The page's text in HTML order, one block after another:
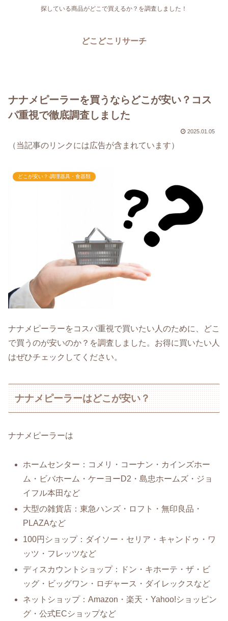
探している商品がどこで買えるか？を調査しました！
どこどこリサーチ
ナナメピーラーを買うならどこが安い？コス
パ重視で徹底調査しました
2025.01.05
（当記事のリンクには広告が含まれています）
どこが安い？-調理器具・食器類
ナナメピーラーをコスパ重視で買いたい人のために、どこ
で買うのが安いのか？を調査しました。お得に買いたい人
はぜひチェックしてください。
ナナメピーラーはどこが安い？
ナナメピーラーは
ホームセンター：コメリ・コーナン・カインズホー
ム・ビバホーム・ケーヨーD2・島忠ホームズ・ジョ
イフル本田など
大型の雑貨店：東急ハンズ・ロフト・無印良品・
PLAZAなど
100円ショップ：ダイソー・セリア・キャンドゥ・ワ
ッツ・フレッツなど
ディスカウントショップ：ドン・キホーテ・ザ・ビ
ッグ・ビッグワン・ロヂャース・ダイレックスなど
ネットショップ：Amazon・楽天・Yahoo!ショッピン
グ・公式ECショップなど